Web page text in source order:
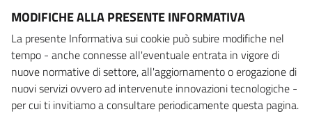
MODIFICHE ALLA PRESENTE INFORMATIVA
La presente Informativa sui cookie può subire modifiche nel
tempo - anche connesse all'eventuale entrata in vigore di
nuove normative di settore, all'aggiornamento o erogazione di
nuovi servizi ovvero ad intervenute innovazioni tecnologiche -
per cui ti invitiamo a consultare periodicamente questa pagina.